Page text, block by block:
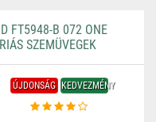
FT5948-B 072 ONE
SZEMÜVEGEK
ÚJDONSÁG KEDVEZMÉNY